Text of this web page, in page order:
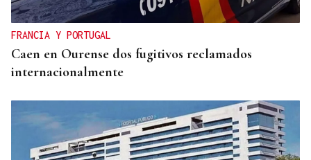
FRANCIA Y PORTUGAL
Caen en Ourense dos fugitivos reclamados
internacionalmente